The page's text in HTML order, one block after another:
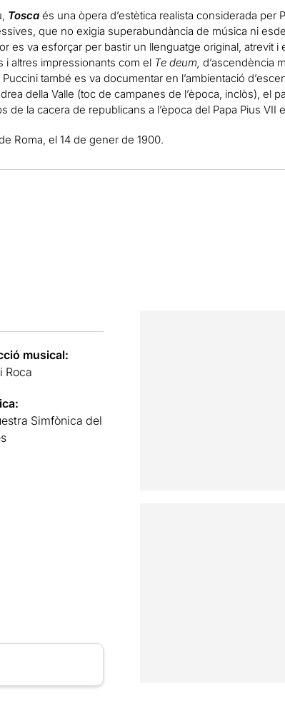
Toscaés una òpera d’estètica realista considerada per
que no exigia superabundància de música ni
es va esforçar per bastir un llenguatge original, atrevit i
altres impressionants com el Te deum, d’ascendència
també es va documentar en l’ambientació
della Valle (toc de campanes de l’època, inclòs), el
de la cacera de republicans a l’època del Papa Pius VII
Roma, el 14 de gener de 1900.
musical:
Roca
Simfònica del